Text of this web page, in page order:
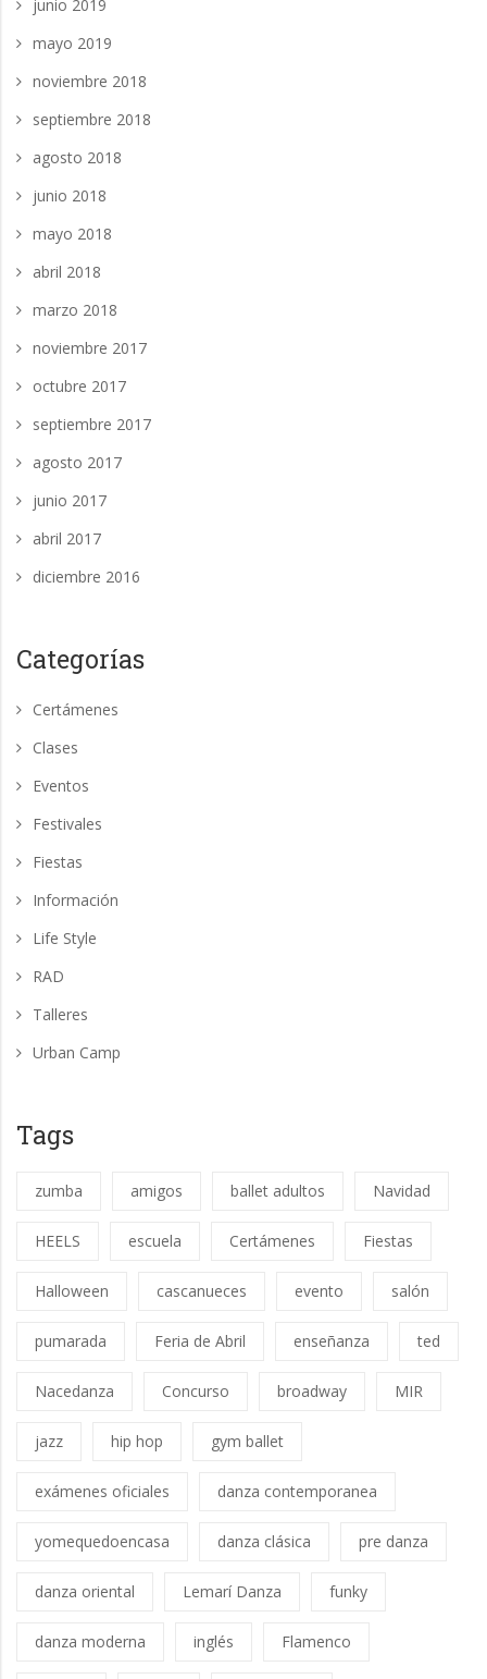
junio 2019
mayo 2019
noviembre 2018
septiembre 2018
agosto 2018
junio 2018
mayo 2018
abril 2018
marzo 2018
noviembre 2017
octubre 2017
septiembre 2017
agosto 2017
junio 2017
abril 2017
diciembre 2016
Categorías
Certámenes
Clases
Eventos
Festivales
Fiestas
Información
Life Style
RAD
Talleres
Urban Camp
Tags
zumba amigos ballet adultos Navidad
HEELS escuela Certámenes Fiestas
Halloween cascanueces evento salón
pumarada Feria de Abril enseñanza ted
Nacedanza Concurso broadway MIR
jazz hip hop gym ballet
exámenes oficiales danza contemporanea
yomequedoencasa danza clásica pre danza
danza oriental Lemarí Danza funky
danza moderna inglés Flamenco